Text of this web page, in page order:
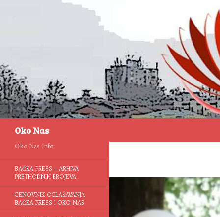
Oko Nas
Oko Nas Info
BAČKA PRESS – ARHIVA
PRETHODNIH BROJEVA
CENOVNIK OGLAŠAVANJA
BAČKA PRESS I OKO NAS